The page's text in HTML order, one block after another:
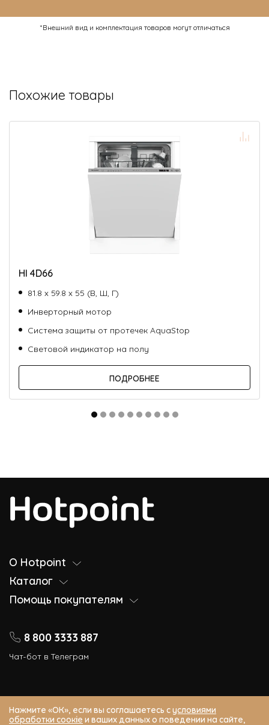
*Внешний вид и комплектация товаров могут отличаться
Похожие товары
HI 4D66
81.8 х 59.8 х 55 (В, Ш, Г)
Инверторный мотор
Система защиты от протечек AquaStop
Световой индикатор на полу
ПОДРОБНЕЕ
О Hotpoint
Каталог
Помощь покупателям
8 800 3333 887
Чат-бот в Телеграм
Нажмите «ОК», если вы соглашаетесь сусловиями
обработки соокіеи ваших данных о поведении на сайте,